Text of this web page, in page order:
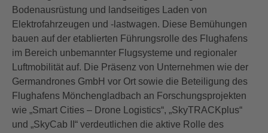
Bodenausrüstung und landseitiges Laden von
Elektrofahrzeugen und -lastwagen. Diese Bemühungen
bauen auf der etablierten Führungsrolle des Flughafens
im Bereich unbemannter Flugsysteme und regionaler
Luftmobilität auf. Die Präsenz von Unternehmen wie der
Germandrones GmbH vor Ort sowie die Beteiligung des
Flughafens Mönchengladbach an Forschungsprojekten
wie „Smart Cities – Drone Logistics“, „SkyTRACKplus“
und „SkyCab II“ verdeutlichen die aktive Rolle des